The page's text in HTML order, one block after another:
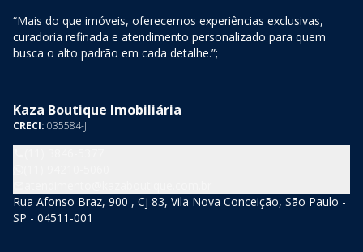
“Mais do que imóveis, oferecemos experiências exclusivas,
curadoria refinada e atendimento personalizado para quem
busca o alto padrão em cada detalhe.”;
Kaza Boutique Imobiliária
CRECI: 035584-J
Rua Afonso Braz, 900 , Cj 83, Vila Nova Conceição, São Paulo -
SP - 04511-001